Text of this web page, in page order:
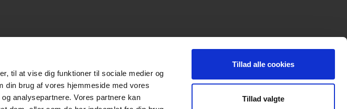
til at vise dig funktioner til sociale medier og
din brug af vores hjemmeside med vores
analysepartnere. Vores partnere kan
Tillad alle cookies
Tillad valgte